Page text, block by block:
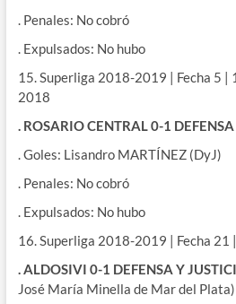
. Penales: No cobró
. Expulsados: No hubo
15. Superliga 2018-2019 | Fecha 5 |
2018
. ROSARIO CENTRAL 0-1
. Goles: Lisandro MARTÍNEZ (DyJ)
. Penales: No cobró
. Expulsados: No hubo
16. Superliga 2018-2019 | Fecha 21
. ALDOSIVI 0-1 DEFENSA Y
José María Minella de Mar del Plata)